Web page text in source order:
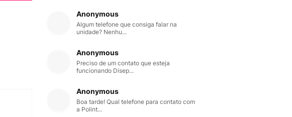
Anonymous
Algum telefone que consiga falar na
unidade? Nenhu...
Anonymous
Preciso de um contato que esteja
funcionando Disep...
Anonymous
Boa tarde! Qual telefone para contato com
a Polint...